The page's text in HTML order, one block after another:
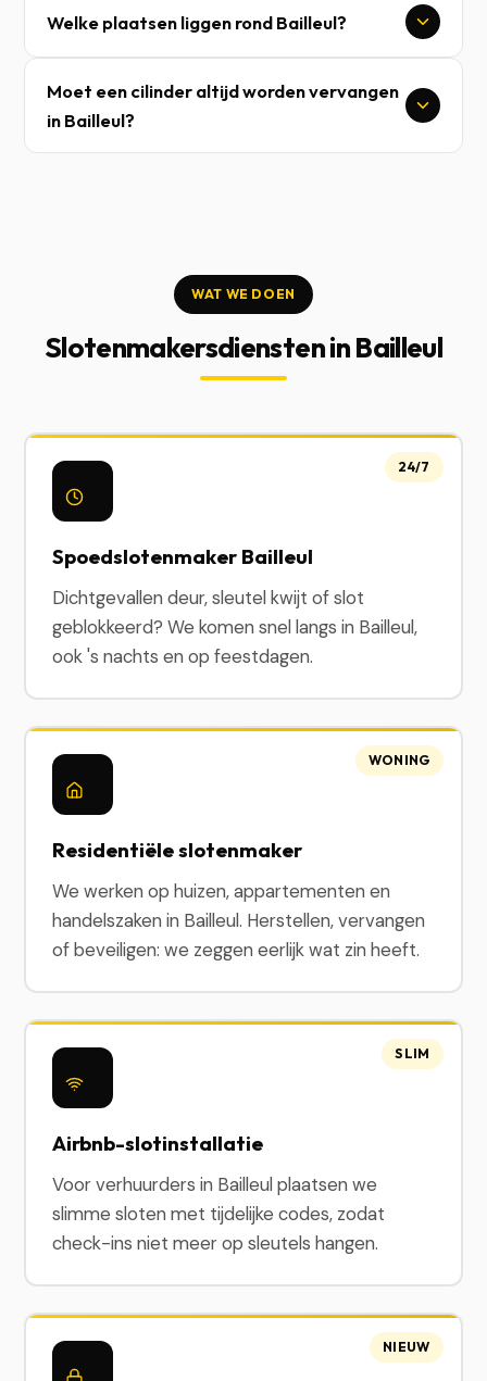
Welke plaatsen liggen rond Bailleul?
Moet een cilinder altijd worden vervangen
in Bailleul?
WAT WE DOEN
Slotenmakersdiensten in Bailleul
Spoedslotenmaker Bailleul
Dichtgevallen deur, sleutel kwijt of slot
geblokkeerd? We komen snel langs in Bailleul,
ook 's nachts en op feestdagen.
24/7
Residentiële slotenmaker
We werken op huizen, appartementen en
handelszaken in Bailleul. Herstellen, vervangen
of beveiligen: we zeggen eerlijk wat zin heeft.
WONING
Airbnb-slotinstallatie
Voor verhuurders in Bailleul plaatsen we
slimme sloten met tijdelijke codes, zodat
check-ins niet meer op sleutels hangen.
SLIM
NIEUW